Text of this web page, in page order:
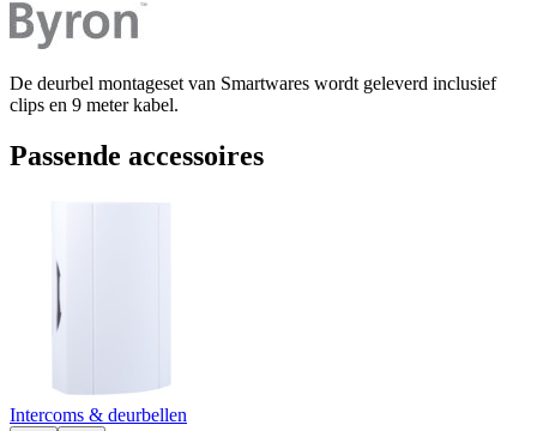
De deurbel montageset van Smartwares wordt geleverd inclusief
clips en 9 meter kabel.
Passende accessoires
Intercoms & deurbellen